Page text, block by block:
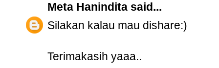
Meta Hanindita said...
Silakan kalau mau dishare:)
Terimakasih yaaa..